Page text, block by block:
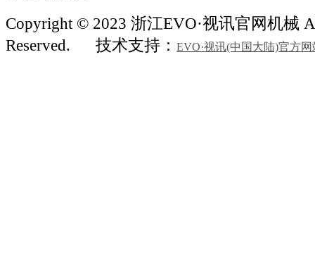
Copyright © 2023 浙江EVO·视讯官网机械
Reserved.
技术支持： EVO·视讯(中国大陆)官方网